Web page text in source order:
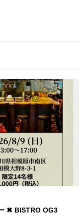
✖ BISTRO OG3